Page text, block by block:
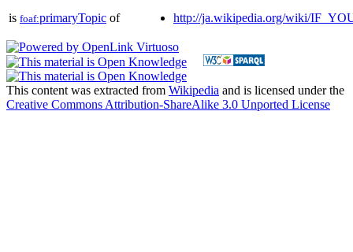
is foaf:primaryTopic of http://ja.wikipedia.org/wiki/
This content was extracted from Wikipedia and is licensed under the
Creative Commons Attribution-ShareAlike 3.0 Unported License